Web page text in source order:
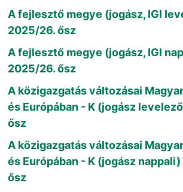
A fejlesztő megye (jogász, IGI
2025/26. ősz
A fejlesztő megye (jogász, IGI
2025/26. ősz
A közigazgatás változásai
és Európában - K (jogász
ősz
A közigazgatás változásai
és Európában - K (jogász
ősz